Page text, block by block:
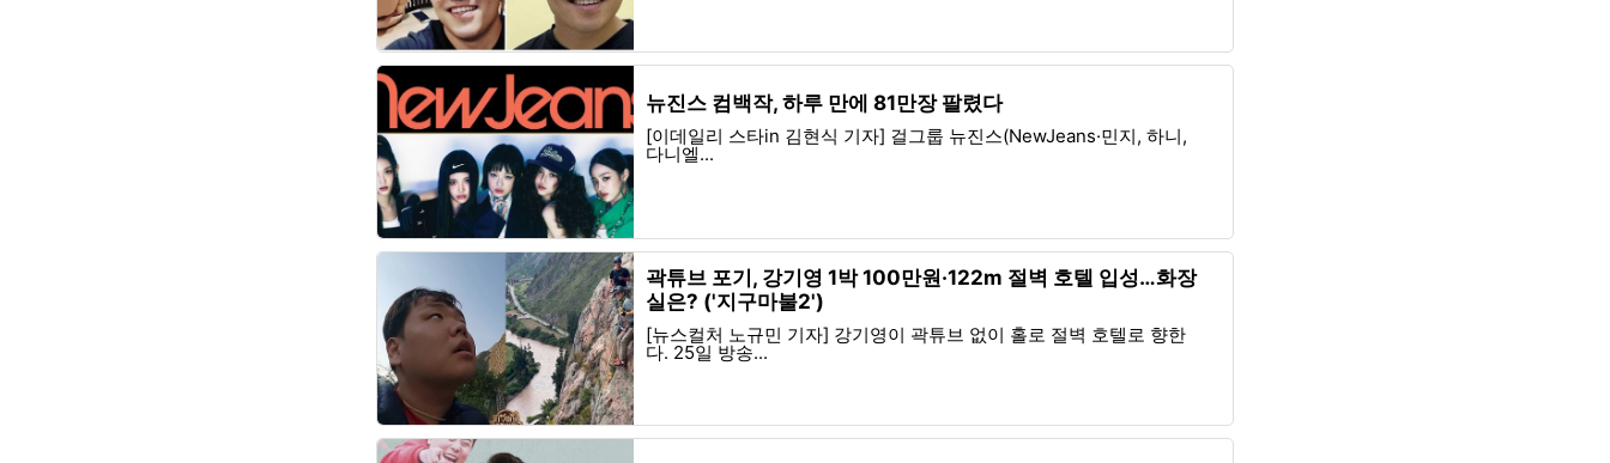
뉴진스 컴백작, 하루 만에 81만장 팔렸다
[이데일리 스타in 김현식 기자] 걸그룹 뉴진스(NewJeans·민지, 하니,
다니엘...
곽튜브 포기, 강기영 1박 100만원·122m 절벽 호텔 입성…화장
실은? ('지구마불2')
[뉴스컬처 노규민 기자] 강기영이 곽튜브 없이 홀로 절벽 호텔로 향한
다. 25일 방송...